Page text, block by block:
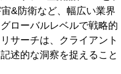
&防衛など、幅広い業界
ローバルレベルで戦略的
サーチは、クライアント
述的な洞察を捉えること